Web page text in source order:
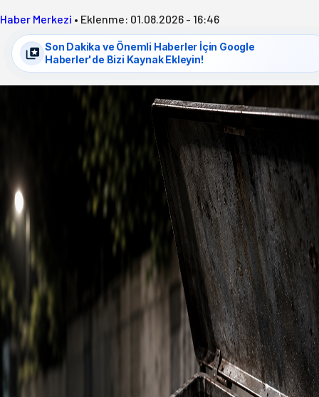
Haber Merkezi • Eklenme: 01.08.2026 - 16:46
Son Dakika ve Önemli Haberler İçin Google
Haberler'de Bizi Kaynak Ekleyin!